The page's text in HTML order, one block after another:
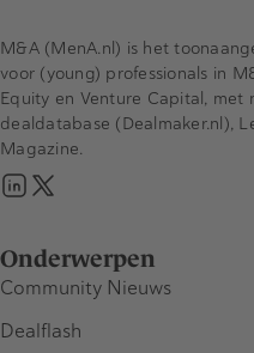
Onderwerpen
Community Nieuws
Dealflash
M&A (MenA.nl) is het
voor (young) professionals in
Equity en Venture Capital, met
dealdatabase (Dealmaker.nl),
Magazine.